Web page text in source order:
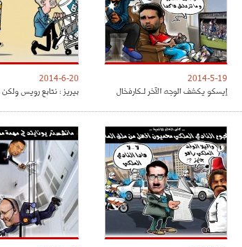
2014-5-19
إيسكو يكشف الوجه الآخر لـكارفخال
2014-6-20
بيريز : نتابع رويس